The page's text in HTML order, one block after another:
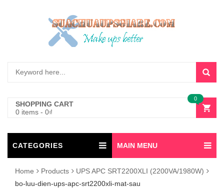
SHOPPING CART
0 items - 0₫
0
CATEGORIES MAIN MENU
Home Products
UPS APC SRT2200XLI (2200VA/1980W)
bo-luu-dien-ups-apc-srt2200xli-mat-sau